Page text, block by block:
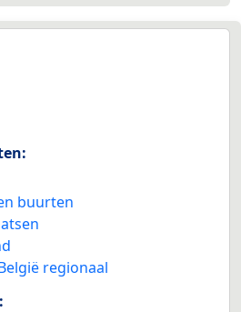
buurten
regionaal